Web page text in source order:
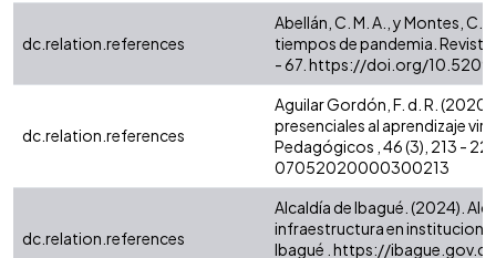
dc.relation.references
Abellán, C. M. A., y Montes, C.
tiempos de pandemia.
- 67. https://doi.org/
dc.relation.references
Aguilar Gordón, F. d. R.
presenciales al aprendizaje
Pedagógicos , 46 (3), 213 -
07052020000300213
dc.relation.references
Alcaldía de Ibagué. (2024).
infraestructura en
Ibagué . https://